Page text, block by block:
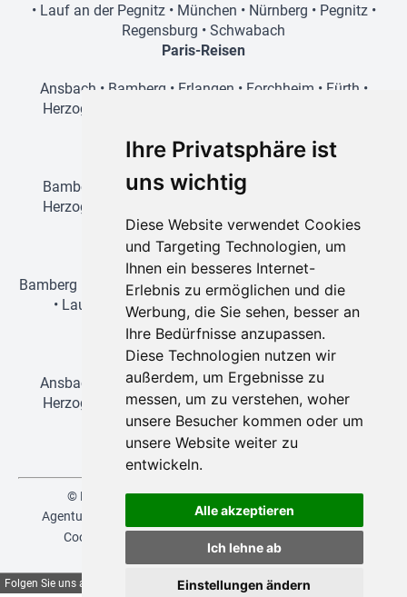
Ihre Privatsphäre ist
uns wichtig
Diese Website verwendet Cookies
und Targeting Technologien, um
Ihnen ein besseres Internet-
Erlebnis zu ermöglichen und die
Werbung, die Sie sehen, besser an
Ihre Bedürfnisse anzupassen.
Diese Technologien nutzen wir
außerdem, um Ergebnisse zu
messen, um zu verstehen, woher
unsere Besucher kommen oder um
unsere Website weiter zu
entwickeln.
Alle akzeptieren
Ich lehne ab
Einstellungen ändern
• Lauf an der Pegnitz• München • Nürnberg • Pegnitz•
Regensburg • Schwabach
Paris-Reisen
Ansbach • Bamberg • Erlangen • Forchheim • Fürth •
Herzogenaurach
Prag-Reisen
Bamberg Amberg•Erlangen•Forchheim
Herzogenaurach
Schwabach
Wien-Reisen
Bamberg Erlangen•Forchheim•Fürth•Herzogenaurach
• Lauf an der Pegnitz Nürnberg • Regensburg
Schwabach
Disneyland-Reisen
Ansbach Bamberg•Erlangen•Forchheim•
Herzogenaurach•Lauf an der Pegnitz•Nürnberg
Schwabach
© NEUKAM-REBA 2026 | created byvistabus.de
Agenturbereich
Versicherungsvertrag widerrufen
Cookies
deutsch,english
Folgen Sie uns auf